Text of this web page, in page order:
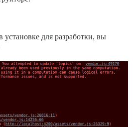
установке для разработки, вы